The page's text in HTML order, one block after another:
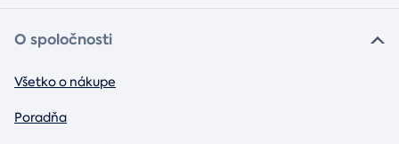
O spoločnosti
Všetko o nákupe
Poradňa